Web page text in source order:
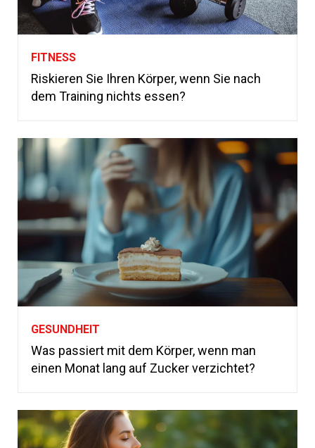
FITNESS
Riskieren Sie Ihren Körper, wenn Sie nach
dem Training nichts essen?
GESUNDHEIT
Was passiert mit dem Körper, wenn man
einen Monat lang auf Zucker verzichtet?